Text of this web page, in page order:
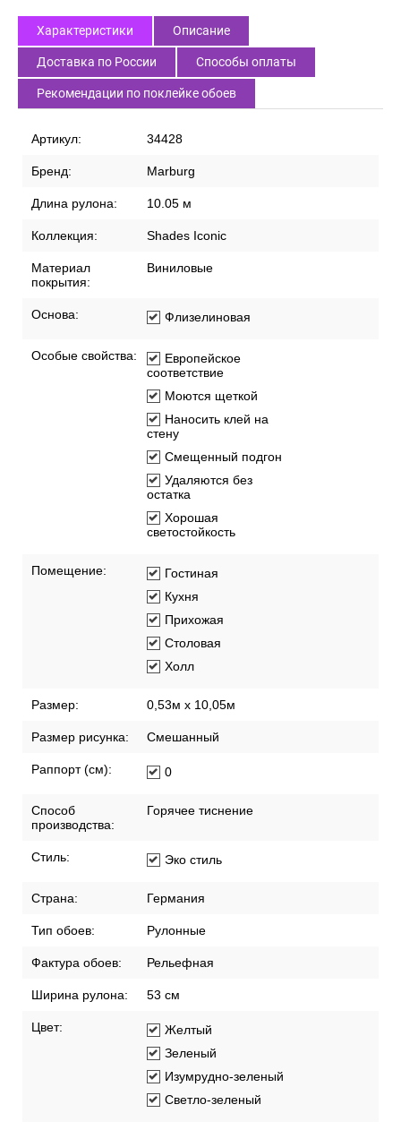
Характеристики Описание
Доставка по России Способы оплаты
Рекомендации по поклейке обоев
Артикул: 34428
Бренд: Marburg
Длина рулона: 10.05 м
Коллекция: Shades Iconic
Материал
покрытия:
Виниловые
Основа: Флизелиновая
Особые свойства:
Европейское
соответствие
Моются щеткой
Наносить клей на
стену
Смещенный подгон
Удаляются без
остатка
Хорошая
светостойкость
Помещение:
Гостиная
Кухня
Прихожая
Столовая
Холл
Размер: 0,53м x 10,05м
Размер рисунка: Смешанный
Раппорт (см): 0
Способ
производства:
Горячее тиснение
Стиль: Эко стиль
Страна: Германия
Тип обоев: Рулонные
Фактура обоев: Рельефная
Ширина рулона: 53 см
Цвет:
Желтый
Зеленый
Изумрудно-зеленый
Светло-зеленый